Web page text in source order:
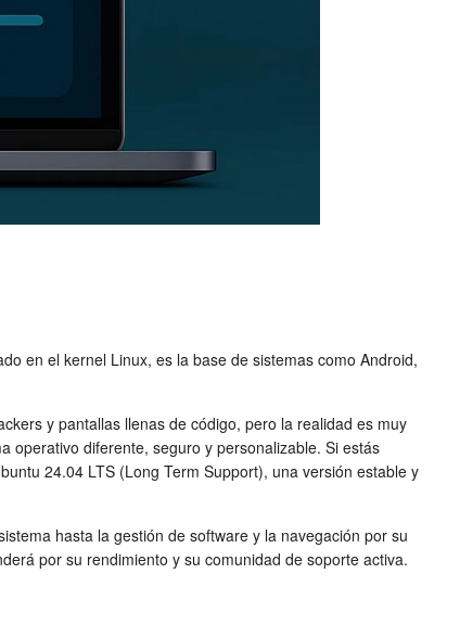
en el kernel Linux, es la base de sistemas como Android,
y pantallas llenas de código, pero la realidad es muy
operativo diferente, seguro y personalizable. Si estás
24.04 LTS (Long Term Support), una versión estable y
hasta la gestión de software y la navegación por su
por su rendimiento y su comunidad de soporte activa.